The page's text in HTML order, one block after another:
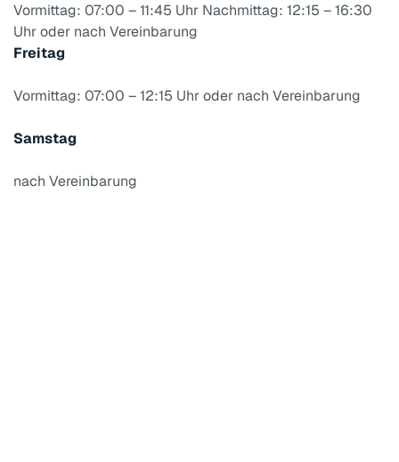
Vormittag: 07:00 – 11:45 Uhr Nachmittag: 12:15 – 16:30
Uhroder nach Vereinbarung
Freitag
Vormittag: 07:00 – 12:15 Uhroder nach Vereinbarung
Samstag
nach Vereinbarung